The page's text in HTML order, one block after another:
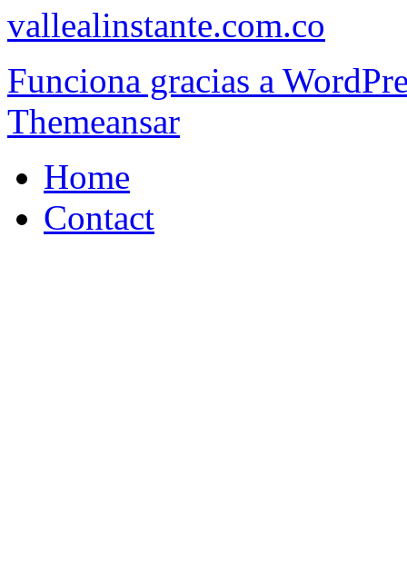
vallealinstante.com.co
Funciona gracias a
Themeansar
Home
Contact